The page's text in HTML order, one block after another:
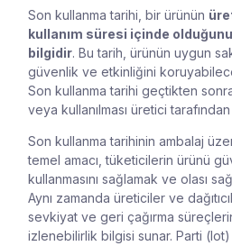
Son kullanma tarihi, bir ürünün
kullanım süresi içinde
bilgidir. Bu tarih, ürünün uygun
güvenlik ve etkinliğini
Son kullanma tarihi geçtikten
veya kullanılması üretici
Son kullanma tarihinin ambalaj
temel amacı, tüketicilerin ürünü
kullanmasını sağlamak ve olası
Aynı zamanda üreticiler ve
sevkiyat ve geri çağırma
izlenebilirlik bilgisi sunar. Parti (lot)